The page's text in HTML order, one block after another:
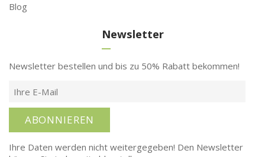
Blog
Newsletter
Newsletter bestellen und bis zu 50% Rabatt bekommen!
ABONNIEREN
Ihre Daten werden nicht weitergegeben! Den Newsletter